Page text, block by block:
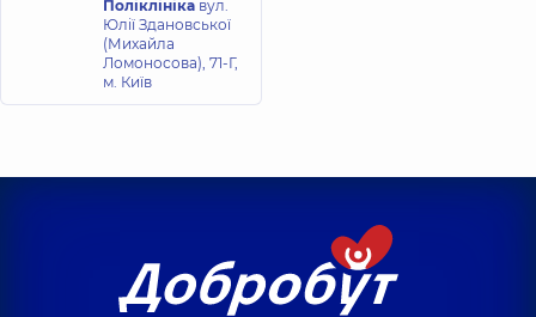
Поліклініка вул.
Юлії Здановської
(Михайла
Ломоносова), 71-Г,
м. Київ